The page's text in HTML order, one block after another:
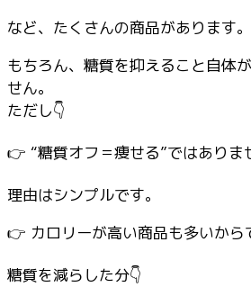
など、たくさんの商品があります。
もちろん、糖質を抑えること自体
せん。
ただし👇
👉 “糖質オフ＝痩せる”ではありま
理由はシンプルです。
👉 カロリーが高い商品も多いから
糖質を減らした分👇